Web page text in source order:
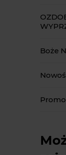
Boże